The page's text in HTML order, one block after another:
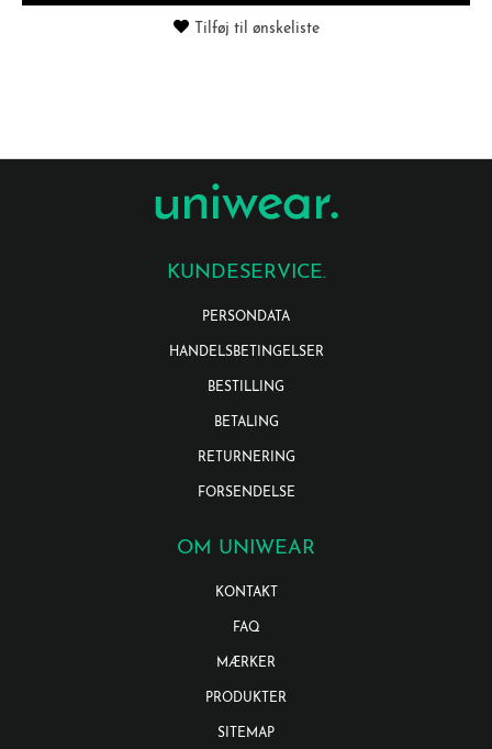
Tilføj til ønskeliste
KUNDESERVICE.
PERSONDATA
HANDELSBETINGELSER
BESTILLING
BETALING
RETURNERING
FORSENDELSE
OM UNIWEAR
KONTAKT
FAQ
MÆRKER
PRODUKTER
SITEMAP